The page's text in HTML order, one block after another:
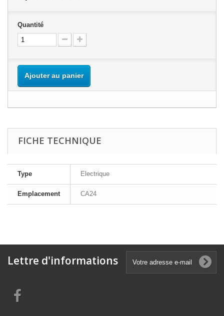
Quantité
Ajouter au panier
FICHE TECHNIQUE
Type Electrique
Emplacement CA24
Lettre d'informations